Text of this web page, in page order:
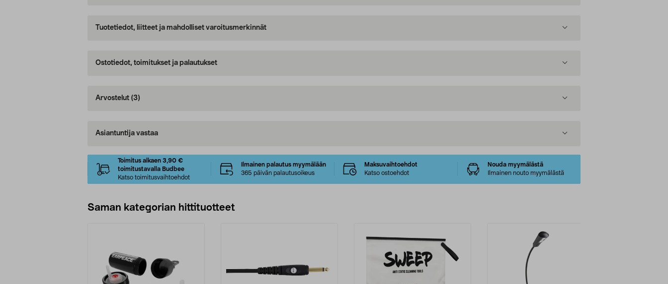
Tuotetiedot, liitteet ja mahdolliset varoitusmerkinnät
Ostotiedot, toimitukset ja palautukset
Arvostelut (3)
Asiantuntija vastaa
Toimitus alkaen 3,90 €
toimitustavalla Budbee
Katso toimitusvaihtoehdot
Ilmainen palautus myymälään
365 päivän palautusoikeus
Maksuvaihtoehdot
Katso ostoehdot
Nouda myymälästä
Ilmainen nouto myymälästä
Saman kategorian hittituotteet